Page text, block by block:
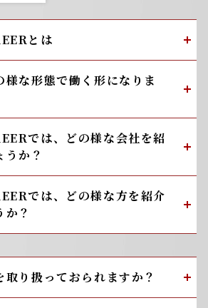
とは
様な形態で働く形になりま
では、どの様な会社を紹
か？
では、どの様な方を紹介
？
取り扱っておられますか？